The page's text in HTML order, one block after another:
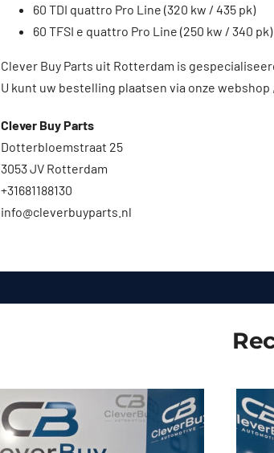
60 TDI quattro Pro Line (320 kw / 435 pk)
60 TFSI e quattro Pro Line (250 kw / 340 pk)
Clever Buy Parts uit Rotterdam is
U kunt uw bestelling plaatsen via onze webshop
Clever Buy Parts
Dotterbloemstraat 25
3053 JV Rotterdam
+31681188130
info@cleverbuyparts.nl